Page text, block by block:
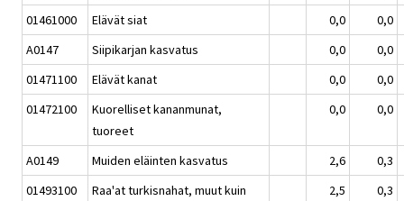
01461000
Elävät siat 0,0
0,0
A0147
Siipikarjan kasvatus 0,0
0,0
01471100
Elävät kanat 0,0
0,0
01472100
Kuorelliset kananmunat,
tuoreet
0,0 0,0
A0149 Muiden eläinten kasvatus 2,6
0,3
01493100
Raa'at turkisnahat, muut kuin
2,5 0,3